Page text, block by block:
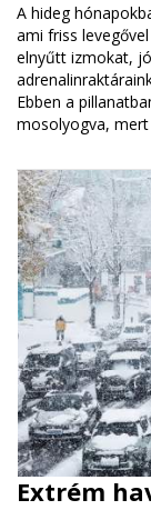
A hideg
ami friss
elnyűtt izmokat,
Ebben a
mosolyogva,
Extrém